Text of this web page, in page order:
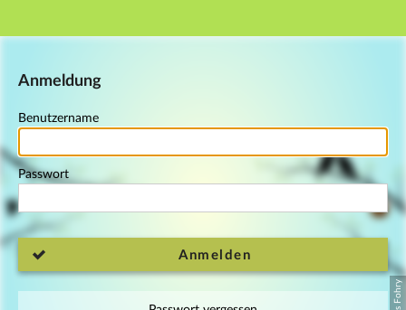
Hauptnavigation
Anmeldung
Benutzername
Passwort
Anmelden